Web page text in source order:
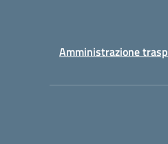
Amministrazione